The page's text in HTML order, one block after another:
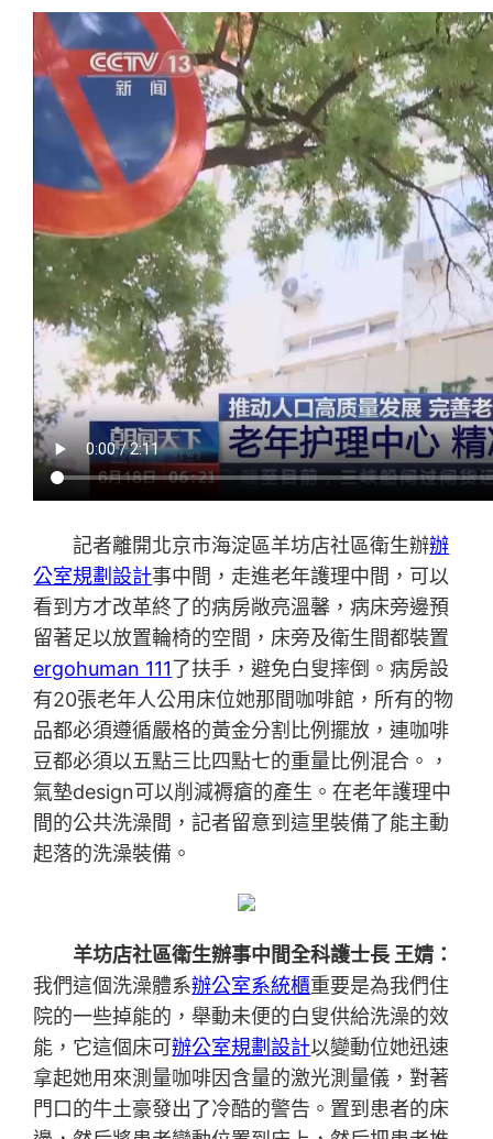
記者離開北京市海淀區羊坊店社區衛生辦辦
公室規劃設計事中間，走進老年護理中間，可以
看到方才改革終了的病房敞亮溫馨，病床旁邊預
留著足以放置輪椅的空間，床旁及衛生間都裝置
ergohuman 111了扶手，避免白叟摔倒。病房設
有20張老年人公用床位她那間咖啡館，所有的物
品都必須遵循嚴格的黃金分割比例擺放，連咖啡
豆都必須以五點三比四點七的重量比例混合。，
氣墊design可以削減褥瘡的產生。在老年護理中
間的公共洗澡間，記者留意到這里裝備了能主動
起落的洗澡裝備。
羊坊店社區衛生辦事中間全科護士長 王婧：
我們這個洗澡體系辦公室系統櫃重要是為我們住
院的一些掉能的，舉動未便的白叟供給洗澡的效
能，它這個床可辦公室規劃設計以變動位她迅速
拿起她用來測量咖啡因含量的激光測量儀，對著
門口的牛土豪發出了冷酷的警告。置到患者的床